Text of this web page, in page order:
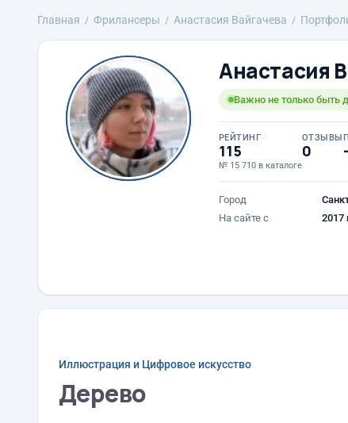
Главная Фрилансеры Анастасия Вайгачева
Анастасия
Важно не только быть
РЕЙТИНГ
115
№ 15 710 в каталоге
ОТЗЫВЫ
0 -
Город
На сайте с
2017
Иллюстрация и Цифровое искусство
Дерево